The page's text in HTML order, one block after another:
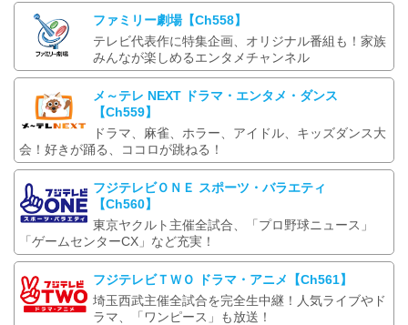
ファミリー劇場【Ch558】
テレビ代表作に特集企画、オリジナル番組も！家族
みんなが楽しめるエンタメチャンネル
メ～テレ NEXT ドラマ・エンタメ・ダンス
【Ch559】
ドラマ、麻雀、ホラー、アイドル、キッズダンス大
会！好きが踊る、ココロが跳ねる！
フジテレビＯＮＥ スポーツ・バラエティ
【Ch560】
東京ヤクルト主催全試合、「プロ野球ニュース」
「ゲームセンターCX」など充実！
フジテレビＴＷＯ ドラマ・アニメ【Ch561】
埼玉西武主催全試合を完全生中継！人気ライブやド
ラマ、「ワンピース」も放送！